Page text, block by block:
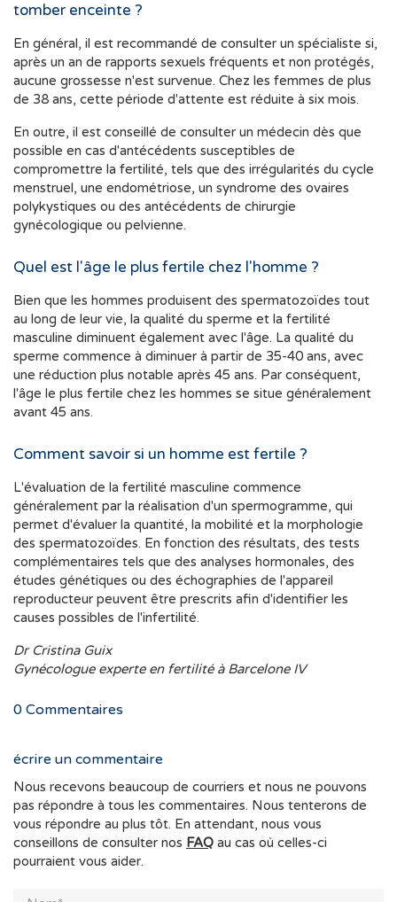
tomber enceinte ?
En général, il est recommandé de consulter un spécialiste si,
après un an de rapports sexuels fréquents et non protégés,
aucune grossesse n'est survenue. Chez les femmes de plus
de 38 ans, cette période d'attente est réduite à six mois.
En outre, il est conseillé de consulter un médecin dès que
possible en cas d'antécédents susceptibles de
compromettre la fertilité, tels que des irrégularités du cycle
menstruel, une endométriose, un syndrome des ovaires
polykystiques ou des antécédents de chirurgie
gynécologique ou pelvienne.
Quel est l'âge le plus fertile chez l'homme ?
Bien que les hommes produisent des spermatozoïdes tout
au long de leur vie, la qualité du sperme et la fertilité
masculine diminuent également avec l'âge. La qualité du
sperme commence à diminuer à partir de 35-40 ans, avec
une réduction plus notable après 45 ans. Par conséquent,
l'âge le plus fertile chez les hommes se situe généralement
avant 45 ans.
Comment savoir si un homme est fertile ?
L'évaluation de la fertilité masculine commence
généralement par la réalisation d'un spermogramme, qui
permet d'évaluer la quantité, la mobilité et la morphologie
des spermatozoïdes. En fonction des résultats, des tests
complémentaires tels que des analyses hormonales, des
études génétiques ou des échographies de l'appareil
reproducteur peuvent être prescrits afin d'identifier les
causes possibles de l'infertilité.
Dr Cristina Guix
Gynécologue experte en fertilité à Barcelone IV
0 Commentaires
écrire un commentaire
Nous recevons beaucoup de courriers et nous ne pouvons
pas répondre à tous les commentaires. Nous tenterons de
vous répondre au plus tôt. En attendant, nous vous
conseillons de consulter nos FAQ au cas où celles-ci
pourraient vous aider.